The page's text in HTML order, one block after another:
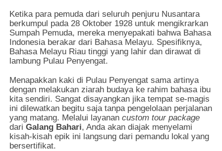
Ketika para pemuda dari seluruh penjuru Nusantara
berkumpul pada 28 Oktober 1928 untuk mengikrarkan
Sumpah Pemuda, mereka menyepakati bahwa Bahasa
Indonesia berakar dari Bahasa Melayu. Spesifiknya,
Bahasa Melayu Riau tinggi yang lahir dan dirawat di
lambung Pulau Penyengat.
Menapakkan kaki di Pulau Penyengat sama artinya
dengan melakukan ziarah budaya ke rahim bahasa ibu
kita sendiri. Sangat disayangkan jika tempat se-magis
ini dilewatkan begitu saja tanpa pengelolaan perjalanan
yang matang. Melalui layanancustom tour package
dariGalang Bahari, Anda akan diajak menyelami
kisah-kisah epik ini langsung dari pemandu lokal yang
bersertifikat.